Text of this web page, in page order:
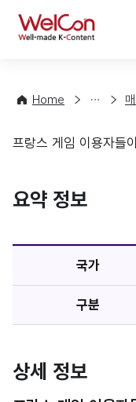
WelCon
Home
컨
팅
해
기
정
매체정보
프랑스 게임 이용자들
요약 정보
국가
구분
상세 정보